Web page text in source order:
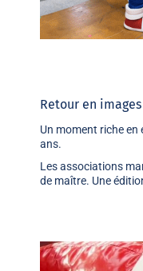
Retour en
Un moment riche
ans.
Les associations
de maître. Une